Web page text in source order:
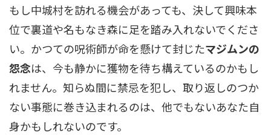
もし中城村を訪れる機会があっても、決して興味本
位で裏道や名もなき森に足を踏み入れないでくださ
い。かつての呪術師が命を懸けて封じたマジムンの
怨念は、今も静かに獲物を待ち構えているのかもし
れません。知らぬ間に禁忌を犯し、取り返しのつか
ない事態に巻き込まれるのは、他でもないあなた自
身かもしれないのです。